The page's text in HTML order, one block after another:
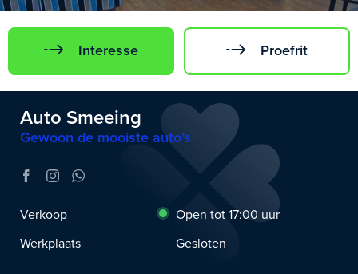
Interesse Proefrit
Auto Smeeing
Gewoon de mooiste auto’s
Verkoop
Open tot 17:00 uur
Werkplaats
Gesloten